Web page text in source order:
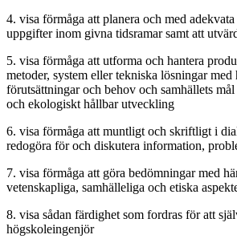
4. visa förmåga att planera och med
uppgifter inom givna tidsramar samt att
5. visa förmåga att utforma och hantera
metoder, system eller tekniska lösningar
förutsättningar och behov och samhällets
och ekologiskt hållbar utveckling
6. visa förmåga att muntligt och skriftligt i
redogöra för och diskutera information,
7. visa förmåga att göra bedömningar med
vetenskapliga, samhälleliga och etiska
8. visa sådan färdighet som fordras för att
högskoleingenjör